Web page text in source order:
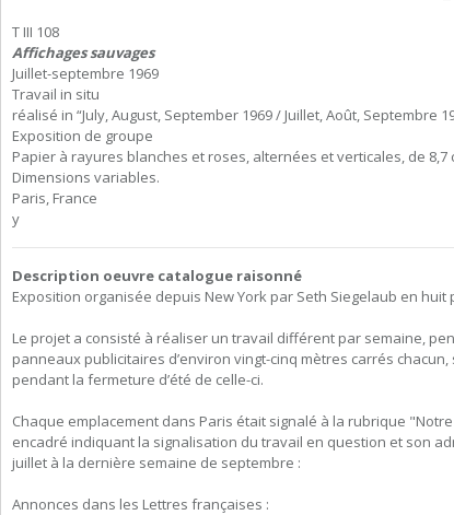
T III 108
Affichages sauvages
Juillet-septembre 1969
Travail in situ
réalisé in “July, August, September 1969 / Juillet, Août, Septembre
Exposition de groupe
Papier à rayures blanches et roses, alternées et verticales, de 8,7
Dimensions variables.
Paris, France
y
Description oeuvre catalogue raisonné
Exposition organisée depuis New York par Seth Siegelaub en
Le projet a consisté à réaliser un travail différent par semaine,
panneaux publicitaires d’environ vingt-cinq mètres carrés
pendant la fermeture d’été de celle-ci.
Chaque emplacement dans Paris était signalé à la rubrique
encadré indiquant la signalisation du travail en question et son
juillet à la dernière semaine de septembre :
Annonces dans les Lettres françaises :